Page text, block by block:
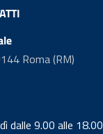
Roma (RM)
dalle 9.00 alle 18.00